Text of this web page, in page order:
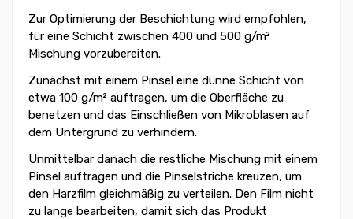
Zur Optimierung der Beschichtung wird empfohlen,
für eine Schicht zwischen 400 und 500 g/m²
Mischung vorzubereiten.
Zunächst mit einem Pinsel eine dünne Schicht von
etwa 100 g/m² auftragen, um die Oberfläche zu
benetzen und das Einschließen von Mikroblasen auf
dem Untergrund zu verhindern.
Unmittelbar danach die restliche Mischung mit einem
Pinsel auftragen und die Pinselstriche kreuzen, um
den Harzfilm gleichmäßig zu verteilen. Den Film nicht
zu lange bearbeiten, damit sich das Produkt